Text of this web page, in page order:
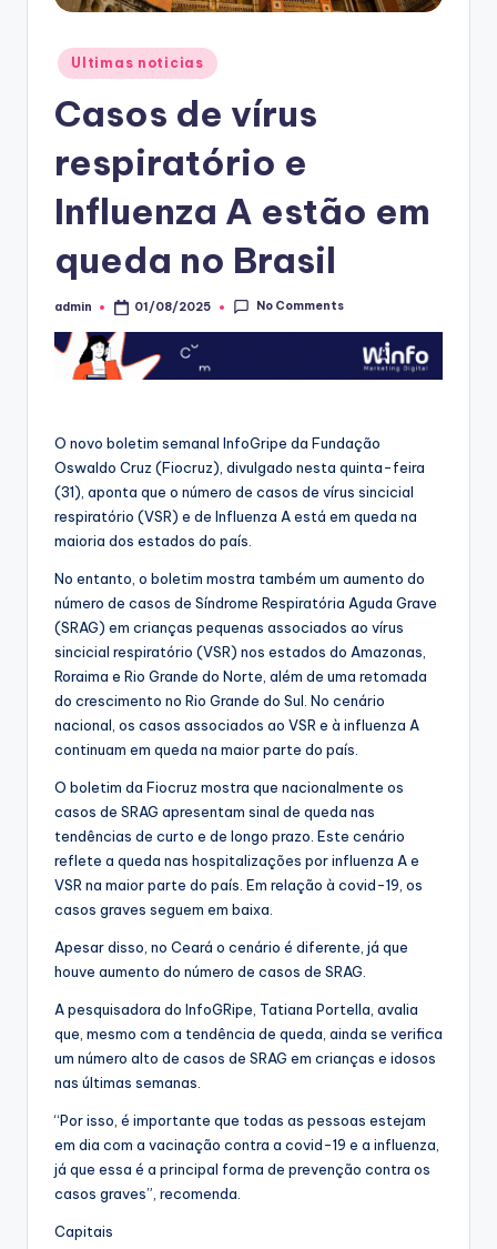
Posted
in
Ultimas noticias
Casos de vírus
respiratório e
Influenza A estão em
queda no Brasil
Posted
admin 01/08/2025 No Comments
O novo boletim semanal InfoGripe da Fundação
Oswaldo Cruz (Fiocruz), divulgado nesta quinta-feira
(31), aponta que o número de casos de vírus sincicial
respiratório (VSR) e de Influenza A está em queda na
maioria dos estados do país.
No entanto, o boletim mostra também um aumento do
número de casos de Síndrome Respiratória Aguda Grave
(SRAG) em crianças pequenas associados ao vírus
sincicial respiratório (VSR) nos estados do Amazonas,
Roraima e Rio Grande do Norte, além de uma retomada
do crescimento no Rio Grande do Sul. No cenário
nacional, os casos associados ao VSR e à influenza A
continuam em queda na maior parte do país.
O boletim da Fiocruz mostra que nacionalmente os
casos de SRAG apresentam sinal de queda nas
tendências de curto e de longo prazo. Este cenário
reflete a queda nas hospitalizações por influenza A e
VSR na maior parte do país. Em relação à covid-19, os
casos graves seguem em baixa.
Apesar disso, no Ceará o cenário é diferente, já que
houve aumento do número de casos de SRAG.
A pesquisadora do InfoGRipe, Tatiana Portella, avalia
que, mesmo com a tendência de queda, ainda se verifica
um número alto de casos de SRAG em crianças e idosos
nas últimas semanas.
“Por isso, é importante que todas as pessoas estejam
em dia com a vacinação contra a covid-19 e a influenza,
já que essa é a principal forma de prevenção contra os
casos graves”, recomenda.
Capitais